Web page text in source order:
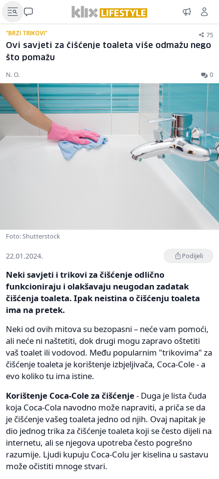
"BRZI TRIKOVI" 75
Ovi savjeti za čišćenje toaleta više odmažu nego
što pomažu
N. O. 0
Foto: Shutterstock
22.01.2024. Podijeli
Neki savjeti i trikovi za čišćenje odlično
funkcioniraju i olakšavaju neugodan zadatak
čišćenja toaleta. Ipak neistina o čišćenju toaleta
ima na pretek.
Neki od ovih mitova su bezopasni – neće vam pomoći,
ali neće ni naštetiti, dok drugi mogu zapravo oštetiti
vaš toalet ili vodovod. Među popularnim "trikovima" za
čišćenje toaleta je korištenje izbjeljivača, Coca-Cole - a
evo koliko tu ima istine.
Korištenje Coca-Cole za čišćenje- Duga je lista čuda
koja Coca-Cola navodno može napraviti, a priča se da
je čišćenje vašeg toaleta jedno od njih. Ovaj napitak je
dio jednog trika za čišćenje toaleta koji se često dijeli na
internetu, ali se njegova upotreba često pogrešno
razumije. Ljudi kupuju Coca-Colu jer kiselina u sastavu
može očistiti mnoge stvari.